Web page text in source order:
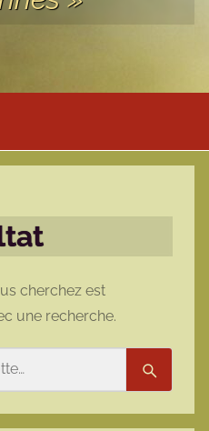
cherchez est
une recherche.